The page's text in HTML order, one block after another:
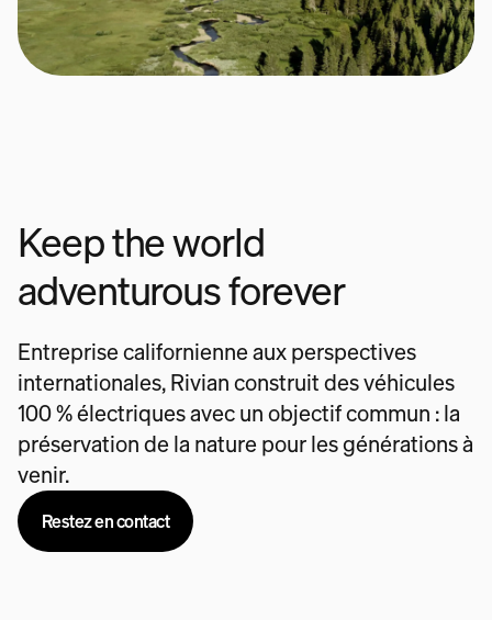
Keep the world
adventurous forever
Entreprise californienne aux perspectives
internationales, Rivian construit des véhicules
100 % électriques avec un objectif commun : la
préservation de la nature pour les générations à
venir.
Restez en contact